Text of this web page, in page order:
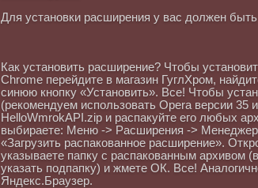
Для установки расширения у вас должен быть
Как установить расширение? Чтобы
Chrome перейдите в магазин ГуглХром,
синюю кнопку «Установить». Все! Чтобы
(рекомендуем использовать Opera версии 35
HelloWmrokAPI.zip и распакуйте его любых
выбираете: Меню -> Расширения -> Менеджер
«Загрузить распакованное расширение».
указываете папку с распакованным архивом
указать подпапку) и жмете ОК. Все!
Яндекс.Браузер.